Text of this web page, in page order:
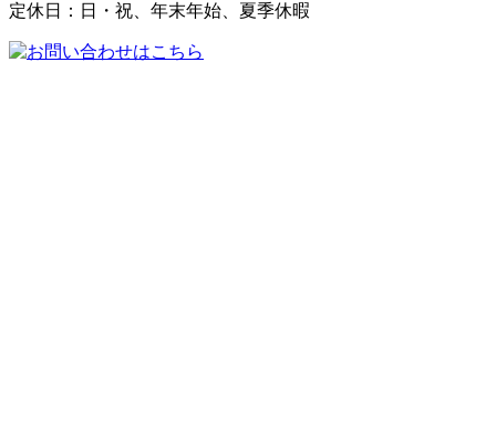
定休日：日・祝、年末年始、夏季休暇